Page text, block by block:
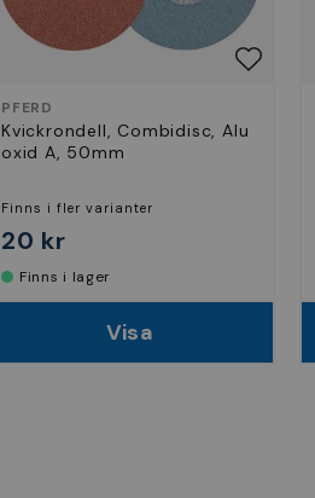
PFERD
Kvickrondell, Combidisc, Alu
oxid A, 50mm
Finns i fler varianter
20 kr
Finns i lager
Visa